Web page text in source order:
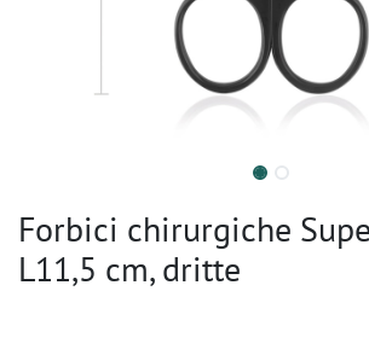
Forbici chirurgiche
L11,5 cm, dritte